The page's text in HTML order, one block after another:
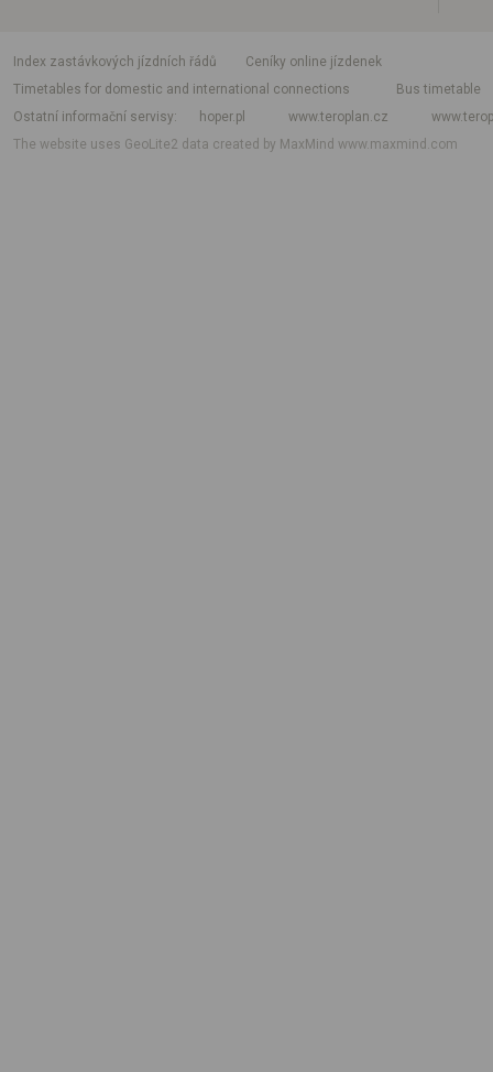
index zastávkových jízdních řádů
Ceníky online jízdenek
Timetables for domestic and international connections
Bus timetable
Ostatní informační servisy
hoper.pl www.teroplan.cz
The website uses GeoLite2 data created by MaxMindwww.maxmind.com